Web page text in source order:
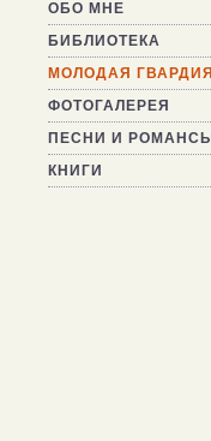
ОБО МНЕ
БИБЛИОТЕКА
МОЛОДАЯ ГВАРДИЯ
ФОТОГАЛЕРЕЯ
ПЕСНИ И РОМАНСЫ
КНИГИ